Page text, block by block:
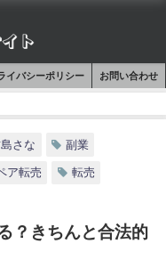
イバシーポリシー お問い合わせ
さな 副業
ア転売 転売
？きちんと合法的